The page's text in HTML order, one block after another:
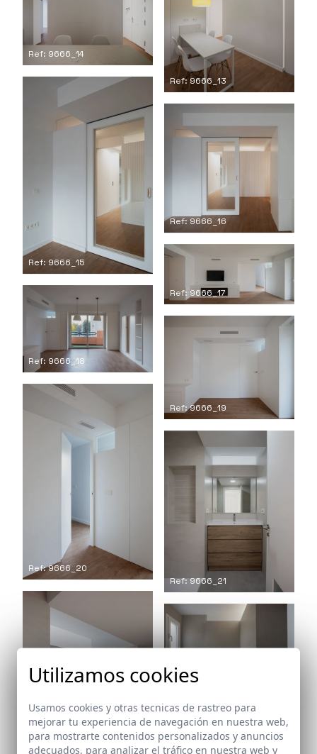
Ref: 9666_13
Ref: 9666_14
Ref: 9666_15
Ref: 9666_16
Ref: 9666_17
Ref: 9666_18
Ref: 9666_19
Ref: 9666_20
Ref: 9666_21
Utilizamos cookies
Usamos cookies y otras tecnicas de rastreo para
mejorar tu experiencia de navegación en nuestra web,
para mostrarte contenidos personalizados y anuncios
adecuados, para analizar el tráfico en nuestra web y